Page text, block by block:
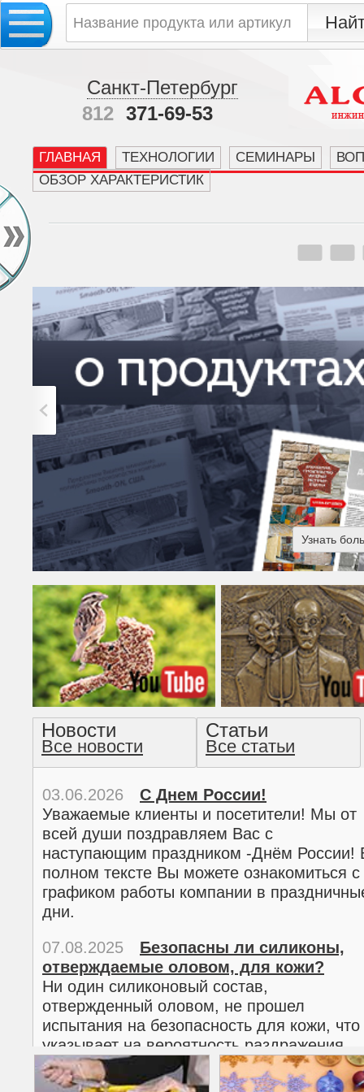
Санкт-Петербург
812 371-69-53
ГЛАВНАЯ ТЕХНОЛОГИИ СЕМИНАРЫ
ОБЗОР ХАРАКТЕРИСТИК
Узнать
Американская готика -
прочтение методом
Новости
Все новости
Статьи
Все статьи
03.06.2026
С Днем России!
Уважаемые клиенты и посетители! Мы от
всей души поздравляем Вас с
наступающим праздником -Днём России!
полном тексте Вы можете ознакомиться с
графиком работы компании в
дни.
02.03.2026
С 8 марта!
Дорогие женщины!
Поздравляем Вас с наступающим
Международным женским днем 8 марта!
полном тексте можно ознакомиться с
графиком работы компании в
07.08.2025
Безопасны ли силиконы,
отверждаемые оловом, для кожи?
Ни один силиконовый состав,
отвержденный оловом, не прошел
испытания на безопасность для кожи, что
указывает на вероятность раздражения
кожи.